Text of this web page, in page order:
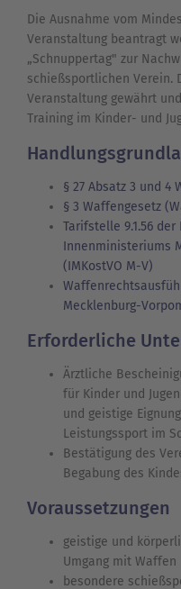
Die Ausnahme vom
Veranstaltung beantragt
„Schnuppertag" zur
schießsportlichen Verein.
Veranstaltung gewährt
Training im Kinder- und
§ 27 Absatz 3 und 4
§ 3 Waffengesetz
Tarifstelle 9.1.56
Innenministeriums
(IMKostVO M-V)
Mecklenburg-
Erforderliche
Ärztliche
für Kinder und
und geistige
Leistungssport im
Bestätigung des
Begabung des
Voraussetzungen
geistige und
Umgang mit Waffen
besondere